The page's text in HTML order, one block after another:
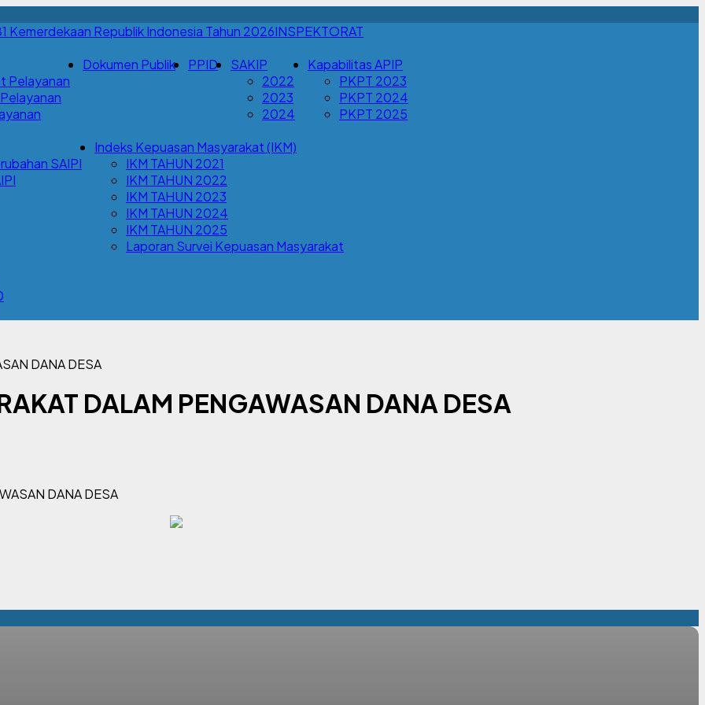
INSPEKTORAT
Pelayanan
Dokumen Publik PPID
SAKIP
2022
2023
2024
Kapabilitas APIP
PKPT 2023
PKPT 2024
PKPT 2025
SAIPI
Indeks Kepuasan Masyarakat (IKM)
IKM TAHUN 2021
IKM TAHUN 2022
IKM TAHUN 2023
IKM TAHUN 2024
IKM TAHUN 2025
Laporan Survei Kepuasan Masyarakat
DANA DESA
DALAM PENGAWASAN DANA DESA